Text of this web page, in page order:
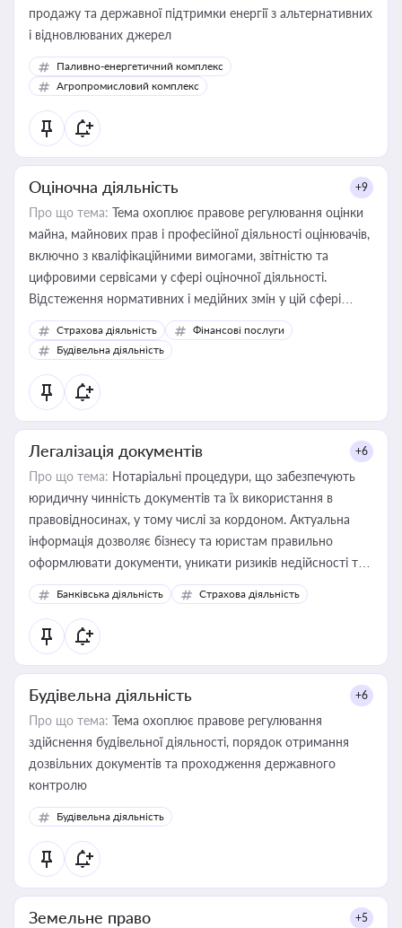
продажу та державної підтримки енергії з альтернативних
і відновлюваних джерел
Паливно-енергетичний комплекс
Агропромисловий комплекс
Оціночна діяльність +9
Про що тема: Тема охоплює правове регулювання оцінки
майна, майнових прав і професійної діяльності оцінювачів,
включно з кваліфікаційними вимогами, звітністю та
цифровими сервісами у сфері оціночної діяльності.
Відстеження нормативних і медійних змін у цій сфері
корисне для власника бізнесу, керівника, юриста або
бухгалтера під час оподаткування, приватизації, оренди
державного майна, корпоративних угод і перевірки
статусу суб'єктів оціночної діяльності
Страхова діяльність
Фінансові послуги
Будівельна діяльність
Легалізація документів +6
Про що тема: Нотаріальні процедури, що забезпечують
юридичну чинність документів та їх використання в
правовідносинах, у тому числі за кордоном. Актуальна
інформація дозволяє бізнесу та юристам правильно
оформлювати документи, уникати ризиків недійсності та
забезпечувати їх належне прийняття органами влади та
контрагентами
Банківська діяльність Страхова діяльність
Будівельна діяльність +6
Про що тема: Тема охоплює правове регулювання
здійснення будівельної діяльності, порядок отримання
дозвільних документів та проходження державного
контролю
Будівельна діяльність
Земельне право +5